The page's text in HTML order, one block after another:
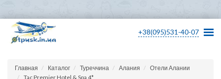
+38(095)531-40-07
Главная Каталог Туреччина Алания
Отели Алании
Tac Premier Hotel & Spa 4*